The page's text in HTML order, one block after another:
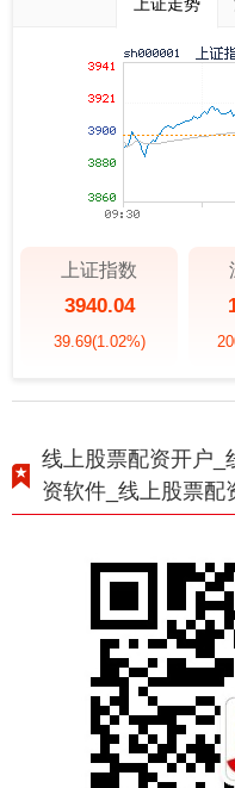
上证指数
3940.04
39.69(1.02%)
线上股票配资开户_
资软件_线上股票配